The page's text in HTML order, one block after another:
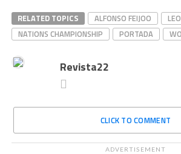
RELATED TOPICS ALFONSO FEIJOO
NATIONS CHAMPIONSHIP
PORTADA
Revista22
CLICK TO COMMENT
ADVERTISEMENT